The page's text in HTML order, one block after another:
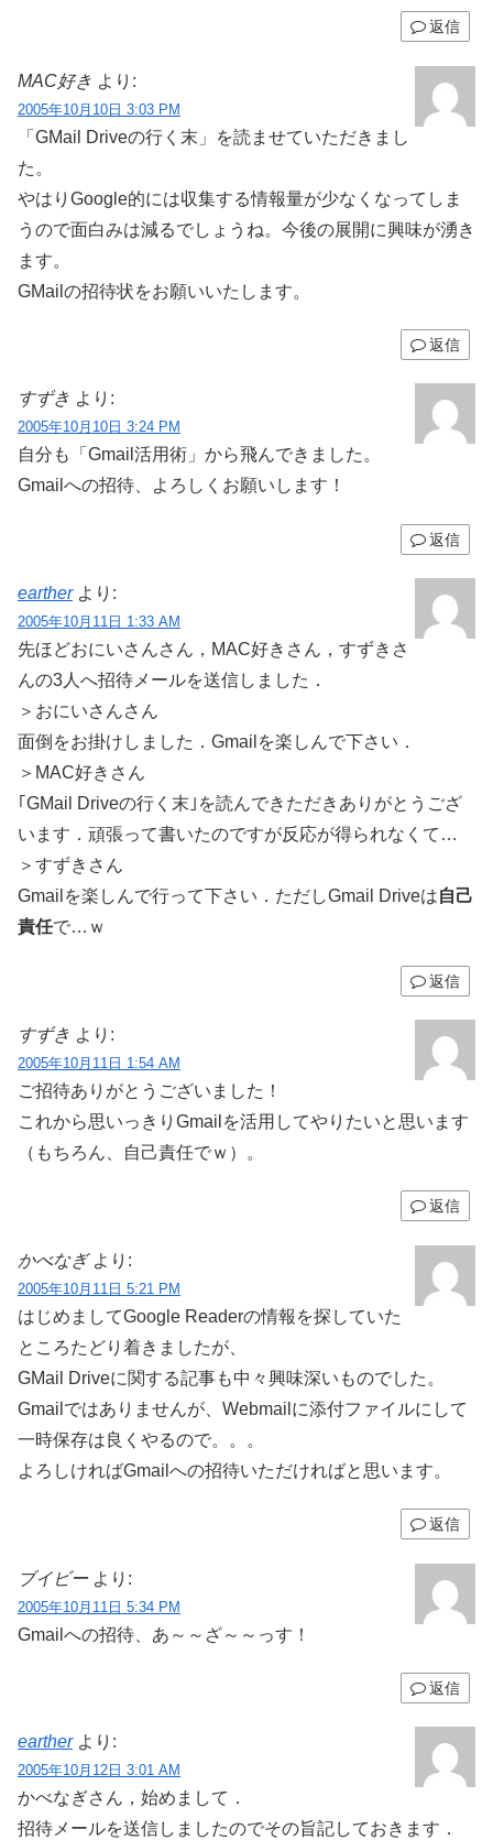
返信
MAC好き より:
2005年10月10日 3:03 PM
「GMail Driveの行く末」を読ませていただきまし
た。
やはりGoogle的には収集する情報量が少なくなってしま
うので面白みは減るでしょうね。今後の展開に興味が湧き
ます。
GMailの招待状をお願いいたします。
返信
すずき より:
2005年10月10日 3:24 PM
自分も「Gmail活用術」から飛んできました。
Gmailへの招待、よろしくお願いします！
返信
earther より:
2005年10月11日 1:33 AM
先ほどおにいさんさん，MAC好きさん，すずきさ
んの3人へ招待メールを送信しました．
＞おにいさんさん
面倒をお掛けしました．Gmailを楽しんで下さい．
＞MAC好きさん
｢GMail Driveの行く末｣を読んできただきありがとうござ
います．頑張って書いたのですが反応が得られなくて…
＞すずきさん
Gmailを楽しんで行って下さい．ただしGmail Driveは自己
責任で…ｗ
返信
すずき より:
2005年10月11日 1:54 AM
ご招待ありがとうございました！
これから思いっきりGmailを活用してやりたいと思います
（もちろん、自己責任でｗ）。
返信
かべなぎ より:
2005年10月11日 5:21 PM
はじめましてGoogle Readerの情報を探していた
ところたどり着きましたが、
GMail Driveに関する記事も中々興味深いものでした。
Gmailではありませんが、Webmailに添付ファイルにして
一時保存は良くやるので。。。
よろしければGmailへの招待いただければと思います。
返信
ブイビー より:
2005年10月11日 5:34 PM
Gmailへの招待、あ～～ざ～～っす！
返信
earther より:
2005年10月12日 3:01 AM
かべなぎさん，始めまして．
招待メールを送信しましたのでその旨記しておきます．